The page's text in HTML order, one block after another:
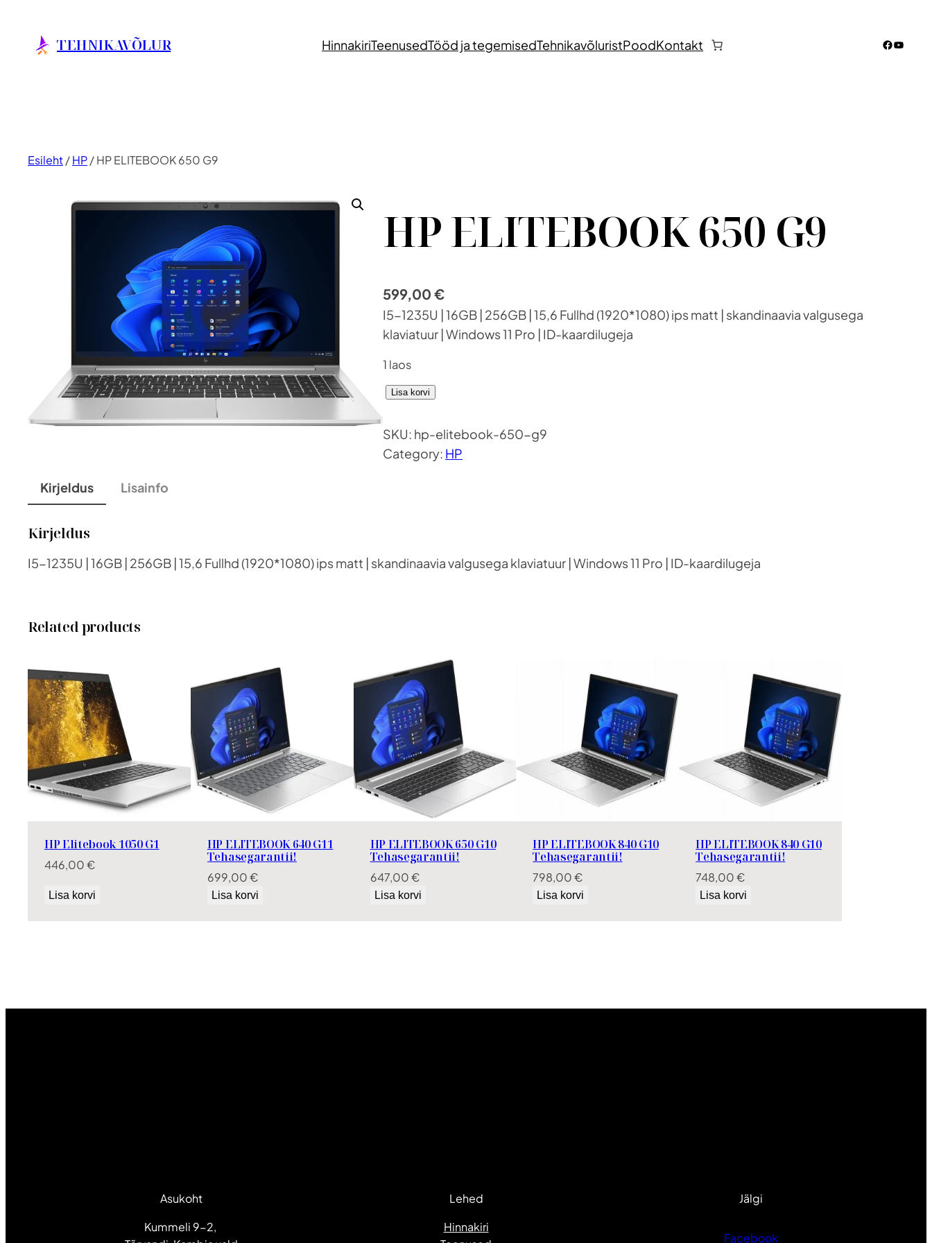
juurde
TEHNIKAVÕLUR HinnakiriTeenusedTööd ja tegemisedTehnikavõluristPoodKontakt
Esileht/HP/ HP ELITEBOOK 650 G9
HP ELITEBOOK 650 G9
599,00 €
I5-1235U | 16GB | 256GB | 15,6 Fullhd (1920*1080) ips matt | skandinaavia valgusega
klaviatuur | Windows 11 Pro | ID-kaardilugeja
1 laos
H
E
L
O
9
k
o
g
u
s
Lisa korvi
SKU: hp-elitebook-650-g9
Category: HP
Kirjeldus Lisainfo
Kirjeldus
I5-1235U | 16GB | 256GB | 15,6 Fullhd (1920*1080) ips matt | skandinaavia valgusega klaviatuur | Windows 11 Pro | ID-kaardilugeja
Related products
HP Elitebook 1050 G1
446,00€
Lisa korvi
HP ELITEBOOK 640 G11
Tehasegarantii!
699,00€
Lisa korvi
HP ELITEBOOK 650 G10
Tehasegarantii!
647,00€
Lisa korvi
HP ELITEBOOK 840 G10
Tehasegarantii!
798,00€
Lisa korvi
HP ELITEBOOK 840 G10
Tehasegarantii!
748,00€
Lisa korvi
Asukoht
Kummeli 9-2,
Lehed
Hinnakiri
Jälgi
Facebook